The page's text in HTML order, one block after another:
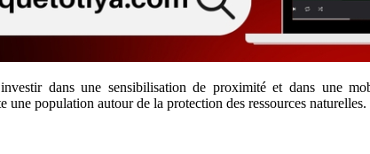
dans une sensibilisation de proximité et dans une
population autour de la protection des ressources naturelles.